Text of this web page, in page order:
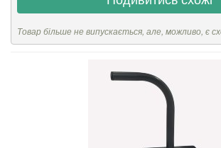
Товар більше не випускається, але, можливо, є